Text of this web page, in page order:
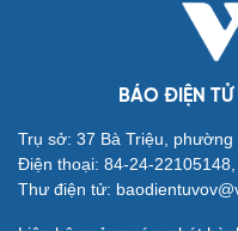
BÁO ĐIỆN TỬ
Trụ sở: 37 Bà Triệu,
Điện thoại: 84-24-
Thư điện tử: